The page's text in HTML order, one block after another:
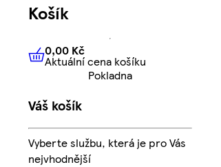
Košík
0,00 KčAktuální cena košíku
0,00 Kč
Aktuální cena košíku
Pokladna
Váš košík
Vyberte službu, která je pro Vás
nejvhodnější